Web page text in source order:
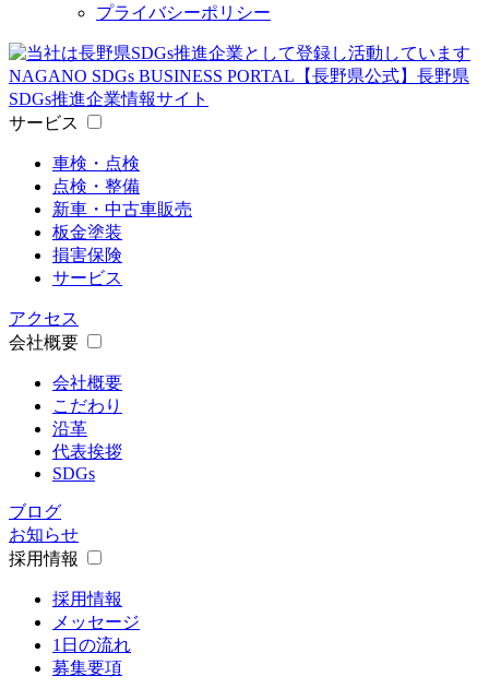
プライバシーポリシー
サービス
車検・点検
点検・整備
新車・中古車販売
板金塗装
損害保険
サービス
アクセス
会社概要
会社概要
こだわり
沿革
代表挨拶
SDGs
ブログ
お知らせ
採用情報
採用情報
メッセージ
1日の流れ
募集要項